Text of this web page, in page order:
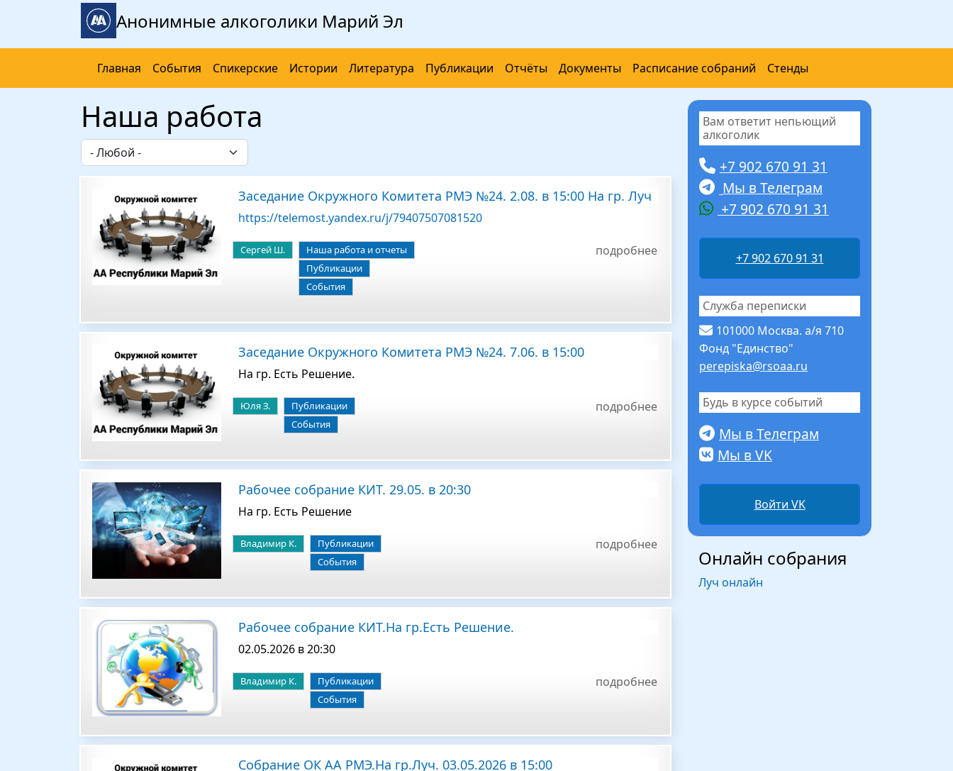
Перейти к основному содержанию
Анонимные алкоголики Марий Эл
Главная События Спикерские Истории Литература Публикации Отчёты Документы Расписание собраний Стенды
Наша работа
Заседание Окружного Комитета РМЭ №24. 2.08. в 15:00 На гр. Луч
https://telemost.yandex.ru/j/79407507081520
Сергей Ш.
Наша работа и отчеты
Публикации
События
подробнее
Заседание Окружного Комитета РМЭ №24. 7.06. в 15:00
На гр. Есть Решение.
Юля З.
Публикации
События
подробнее
Рабочее собрание КИТ. 29.05. в 20:30
На гр. Есть Решение
Владимир К.
Публикации
События
подробнее
Рабочее собрание КИТ.На гр.Есть Решение.
02.05.2026 в 20:30
Владимир К.
Публикации
События
подробнее
Собрание ОК АА РМЭ.На гр.Луч. 03.05.2026 в 15:00
Вам ответит непьющий
алкоголик
+7 902 670 91 31
Мы в Телеграм
+7 902 670 91 31
+7 902 670 91 31
Служба переписки
101000 Москва. а/я 710
Фонд "Единство"
perepiska@rsoaa.ru
Будь в курсе событий
Мы в Телеграм
Мы в VK
Войти VK
Онлайн собрания
Луч онлайн